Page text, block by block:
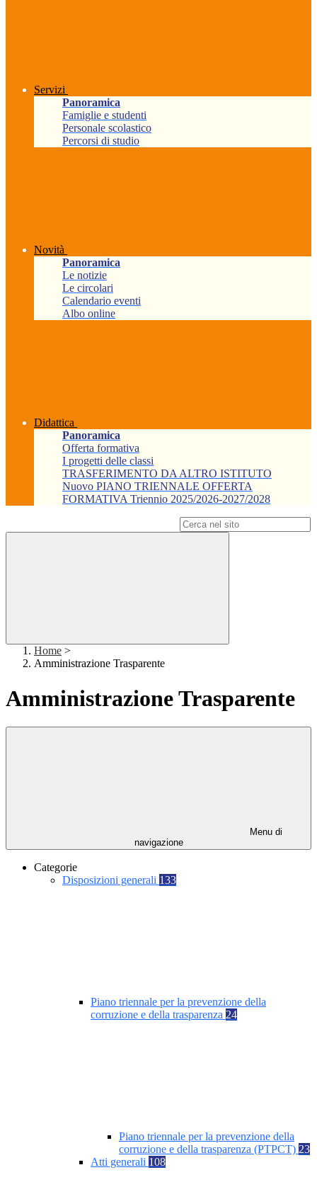
Servizi
Panoramica
Famiglie e studenti
Personale scolastico
Percorsi di studio
Novità
Panoramica
Le notizie
Le circolari
Calendario eventi
Albo online
Didattica
Panoramica
Offerta formativa
I progetti delle classi
TRASFERIMENTO DA ALTRO ISTITUTO
Nuovo PIANO TRIENNALE OFFERTA
FORMATIVA Triennio 2025/2026-2027/2028
Home >
Amministrazione Trasparente
Amministrazione Trasparente
Menu di
navigazione
Categorie
Disposizioni generali 133
Piano triennale per la prevenzione della
corruzione e della trasparenza 24
Piano triennale per la prevenzione della
corruzione e della trasparenza (PTPCT) 23
Atti generali 108